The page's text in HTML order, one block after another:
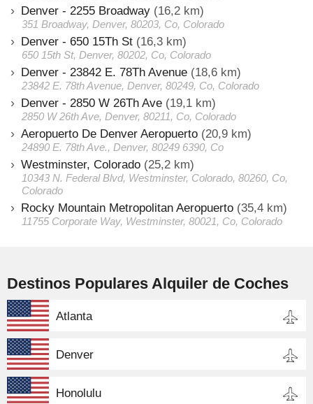
Denver - 2255 Broadway (16,2 km)
351 Broadway, Denver, 80203, Co, Colorado
Denver - 650 15Th St (16,3 km)
650 15th St, Denver, 80202, Co, Colorado
Denver - 23842 E. 78Th Avenue (18,6 km)
23842 E. 78th Avenue, Denver, 80249, Co, Colorado
Denver - 2850 W 26Th Ave (19,1 km)
2850 W 26th Ave, Denver, 80211, Co, Colorado
Aeropuerto De Denver Aeropuerto (20,9 km)
24890 E. 78th Ave., Denver, 80249 6390, Co
Westminster, Colorado (25,2 km)
10343 N. Federal Blvd, Westminster, Colorado, 80260, Co,
Colorado
Rocky Mountain Metropolitan Aeropuerto (35,4 km)
11755 Corporate Way, Westminster, 80021, Co, Colorado
Destinos Populares Alquiler de Coches
Atlanta
Denver
Honolulu